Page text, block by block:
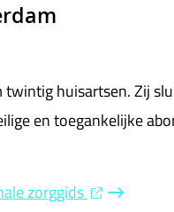
huisartsen. Zij
en toegankelijke
zorggids